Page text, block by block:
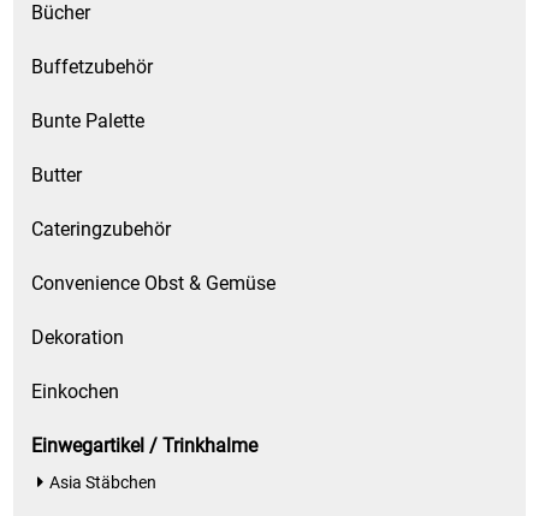
Kakao
Karaffen / Krüge
Kartoffelprod./Beilagen/Fruchtsalat gek.
Kartoffelprodukte
Kerzen / Anzündhilfen
Bücher
Buffetzubehör
Bunte Palette
Butter
Cateringzubehör
Convenience Obst & Gemüse
Dekoration
Einkochen
Einwegartikel / Trinkhalme
Asia Stäbchen